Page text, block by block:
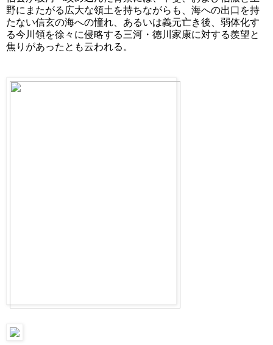
野にまたがる広大な領土を持ちながらも、海への出口を持
たない信玄の海への憧れ、あるいは義元亡き後、弱体化す
る今川領を徐々に侵略する三河・徳川家康に対する羨望と
焦りがあったとも云われる。